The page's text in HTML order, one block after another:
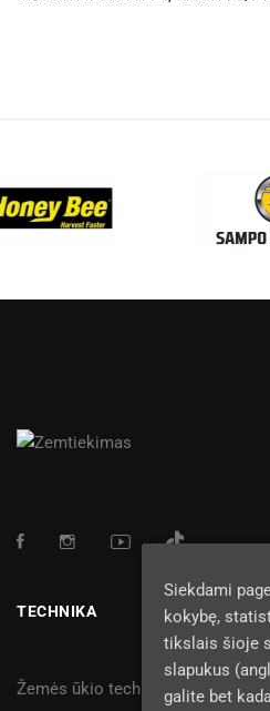
TECHNIKA
Žemės ūkio technika
Siekdami
kokybę,
tikslais šioje
slapukus
galite bet